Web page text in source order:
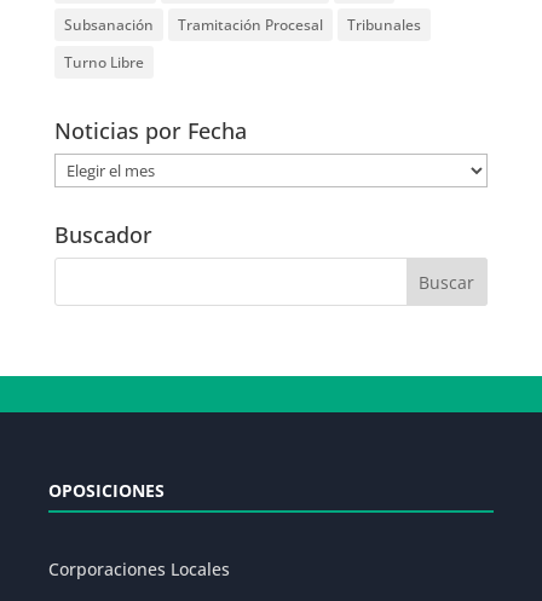
Subsanación
Tramitación Procesal
Tribunales
Turno Libre
Noticias por Fecha
Noticias
por
Fecha
Buscador
OPOSICIONES
Corporaciones Locales